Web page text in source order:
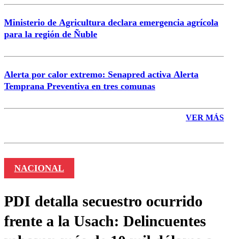
Ministerio de Agricultura declara emergencia agrícola
para la región de Ñuble
Alerta por calor extremo: Senapred activa Alerta
Temprana Preventiva en tres comunas
VER MÁS
NACIONAL
PDI detalla secuestro ocurrido
frente a la Usach: Delincuentes